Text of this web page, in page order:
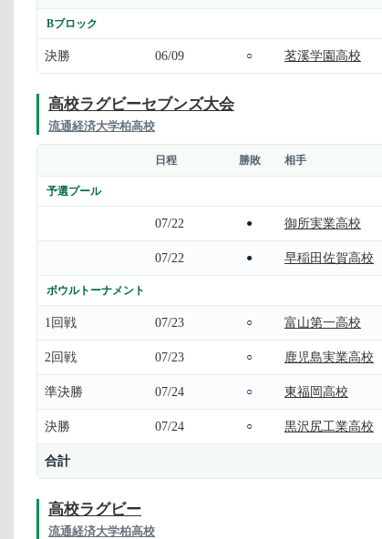
Bブロック
決勝 06/09 ○ 茗溪学園高校
高校ラグビーセブンズ大会
流通経済大学柏高校
日程 勝敗 相手
予選プール
07/22 ● 御所実業高校
07/22 ● 早稲田佐賀高校
ボウルトーナメント
1回戦 07/23 ○ 富山第一高校
2回戦 07/23 ○ 鹿児島実業高校
準決勝 07/24 ○ 東福岡高校
決勝 07/24 ○ 黒沢尻工業高校
合計
高校ラグビー
流通経済大学柏高校